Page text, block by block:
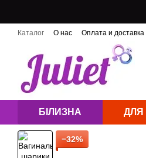
Каталог О нас Оплата и доставка
Блог
БІЛИЗНА ДЛЯ
−32%